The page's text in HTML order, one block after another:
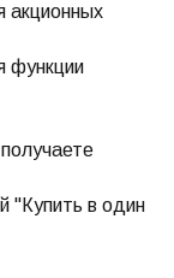
акционных
функции
"Купить в один